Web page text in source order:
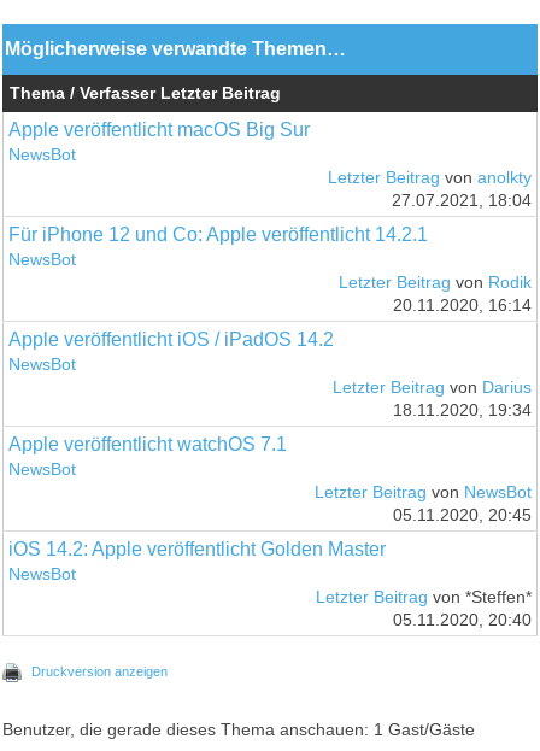
Möglicherweise verwandte Themen…
Thema / Verfasser Letzter Beitrag
Apple veröffentlicht macOS Big Sur
NewsBot
Letzter Beitrag von anolkty
27.07.2021, 18:04
Für iPhone 12 und Co: Apple veröffentlicht 14.2.1
NewsBot
Letzter Beitrag von Rodik
20.11.2020, 16:14
Apple veröffentlicht iOS / iPadOS 14.2
NewsBot
Letzter Beitrag von Darius
18.11.2020, 19:34
Apple veröffentlicht watchOS 7.1
NewsBot
Letzter Beitrag von NewsBot
05.11.2020, 20:45
iOS 14.2: Apple veröffentlicht Golden Master
NewsBot
Letzter Beitrag von *Steffen*
05.11.2020, 20:40
Druckversion anzeigen
Benutzer, die gerade dieses Thema anschauen: 1 Gast/Gäste